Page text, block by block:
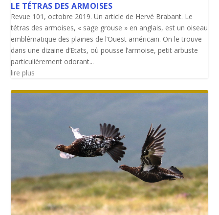
LE TÉTRAS DES ARMOISES
Revue 101, octobre 2019. Un article de Hervé Brabant. Le
tétras des armoises, « sage grouse » en anglais, est un oiseau
emblématique des plaines de l’Ouest américain. On le trouve
dans une dizaine d’Etats, où pousse l’armoise, petit arbuste
particulièrement odorant...
lire plus